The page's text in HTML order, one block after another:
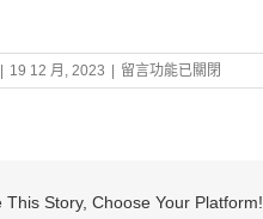
19 12 月, 2023
在
〈證
歌
留言功能已關閉
This Story, Choose Your Platform!